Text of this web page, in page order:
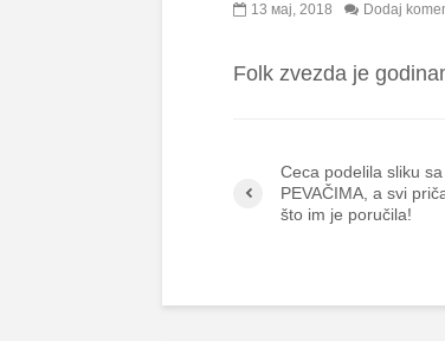
13 мај, 2018 Dodaj
Folk zvezda je
Ceca podelila sliku
PEVAČIMA, a svi
što im je poručila!